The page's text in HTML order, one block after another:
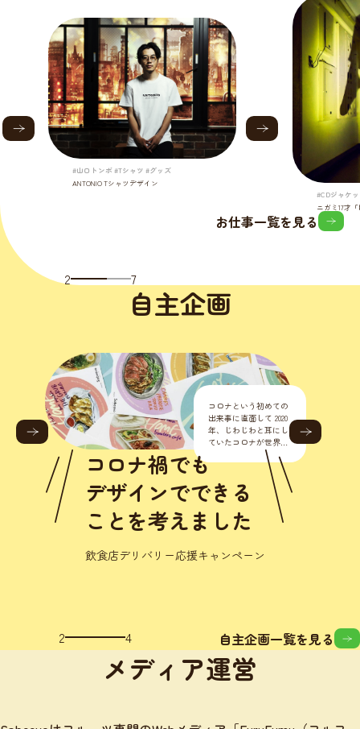
#山口トンボ #Tシャツ #グッズ
ANTONIO Tシャツデザイン
#CDジャケ
ニガミ17才
2 7
お仕事一覧を見る
自主企画
コロナという初めての
出来事に直面して 2020
年、じわじわと耳にし
ていたコロナが世界的
に流行り始めました。
正直こんな様々なとこ
ろに影響が出るなんて
思いもし
コロナ禍でも
デザインでできる
ことを考えました
飲食店デリバリー応援キャンペーン
2 4 自主企画一覧を見る
メディア運営